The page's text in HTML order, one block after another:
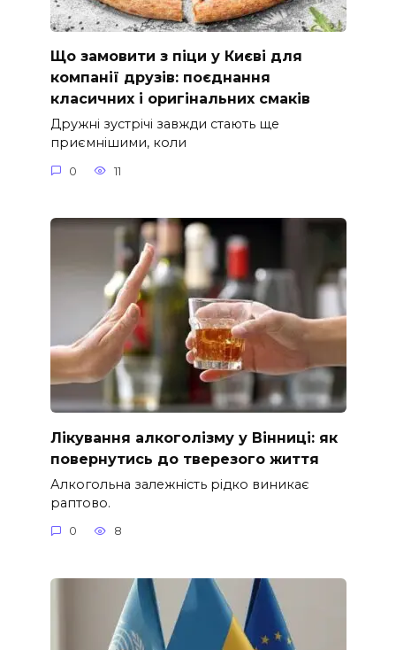
Що замовити з піци у Києві для
компанії друзів: поєднання
класичних і оригінальних смаків
Дружні зустрічі завжди стають ще
приємнішими, коли
0 11
Лікування алкоголізму у Вінниці: як
повернутись до тверезого життя
Алкогольна залежність рідко виникає
раптово.
0 8